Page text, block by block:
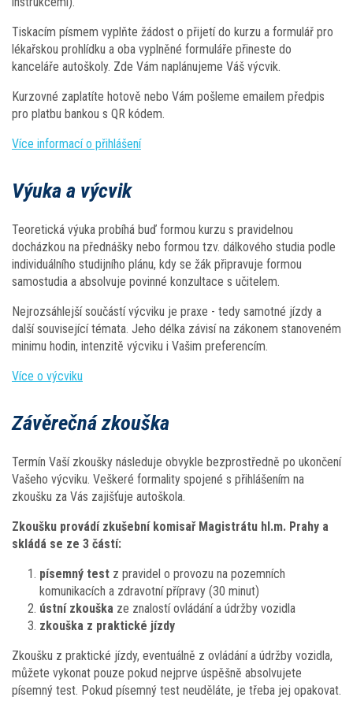
Tiskacím písmem vyplňte žádost o přijetí do kurzu a formulář pro
lékařskou prohlídku a oba vyplněné formuláře přineste do
kanceláře autoškoly. Zde Vám naplánujeme Váš výcvik.
Kurzovné zaplatíte hotově nebo Vám pošleme emailem předpis
pro platbu bankou s QR kódem.
Více informací o přihlášení
Výuka a výcvik
Teoretická výuka probíhá buď formou kurzu s pravidelnou
docházkou na přednášky nebo formou tzv. dálkového studia podle
individuálního studijního plánu, kdy se žák připravuje formou
samostudia a absolvuje povinné konzultace s učitelem.
Nejrozsáhlejší součástí výcviku je praxe - tedy samotné jízdy a
další související témata. Jeho délka závisí na zákonem stanoveném
minimu hodin, intenzitě výcviku i Vašim preferencím.
Více o výcviku
Závěrečná zkouška
Termín Vaší zkoušky následuje obvykle bezprostředně po ukončení
Vašeho výcviku. Veškeré formality spojené s přihlášením na
zkoušku za Vás zajišťuje autoškola.
Zkoušku provádí zkušební komisař Magistrátu hl.m. Prahy a
skládá se ze 3 částí:
písemný test z pravidel o provozu na pozemních
komunikacích a zdravotní přípravy (30 minut)
ústní zkouška ze znalostí ovládání a údržby vozidla
zkouška z praktické jízdy
Zkoušku z praktické jízdy, eventuálně z ovládání a údržby vozidla,
můžete vykonat pouze pokud nejprve úspěšně absolvujete
písemný test. Pokud písemný test neuděláte, je třeba jej opakovat.